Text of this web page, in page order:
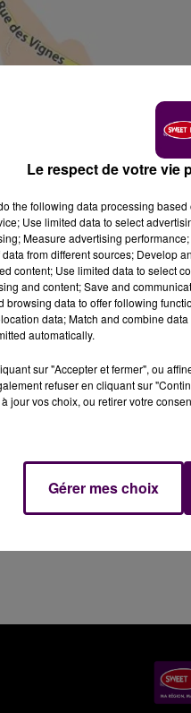
Champfleur. Le bilan
à Champfleur : un
état d'un blessé.
qui a été
Le respect de votre vie
the following data processing
Use limited data to select
Measure advertising
from different sources; Develop
content; Use limited data to select
and content; Save and
browsing data to offer following
data; Match and combine
automatically.
sur "Accepter et fermer", ou
refuser en cliquant sur
jour vos choix, ou retirer votre
Gérer mes choix